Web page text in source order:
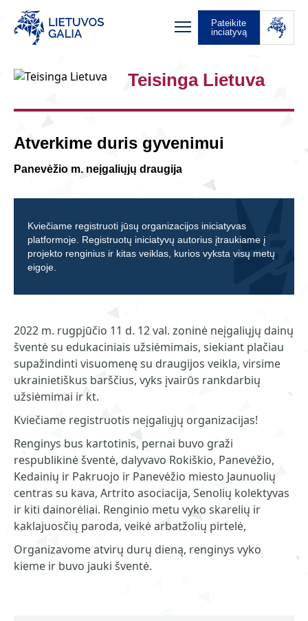
Pateikite
inciatyvą
Teisinga Lietuva
Atverkime duris gyvenimui
Panevėžio m. neįgaliųjų draugija
Kviečiame registruoti jūsų organizacijos iniciatyvas
platformoje. Registruotų iniciatyvų autorius įtraukiame į
projekto renginius ir kitas veiklas, kurios vyksta visų metų
eigoje.
2022 m. rugpjūčio 11 d. 12 val. zoninė neįgaliųjų dainų
šventė su edukaciniais užsiėmimais, siekiant plačiau
supažindinti visuomenę su draugijos veikla, virsime
ukrainietiškus barščius, vyks įvairūs rankdarbių
užsiėmimai ir kt.
Kviečiame registruotis neįgaliųjų organizacijas!
Renginys bus kartotinis, pernai buvo graži
respublikinė šventė, dalyvavo Rokiškio, Panevėžio,
Kedainių ir Pakruojo ir Panevėžio miesto Jaunuolių
centras su kava, Artrito asociacija, Senolių kolektyvas
ir kiti dainorėliai. Renginio metu vyko skarelių ir
kaklajuosčių paroda, veikė arbatžolių pirtelė,
Organizavome atvirų durų dieną, renginys vyko
kieme ir buvo jauki šventė.